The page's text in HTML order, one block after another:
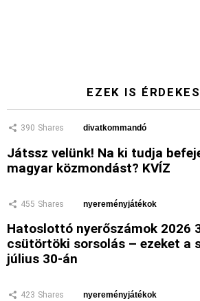
EZEK IS
390 Shares divatkommandó
Játssz velünk! Na ki tudja
magyar közmondást? KVÍZ
455 Shares nyereményjátékok
Hatoslottó nyerőszámok 2026
csütörtöki sorsolás – ezeket a
július 30-án
423 Shares nyereményjátékok